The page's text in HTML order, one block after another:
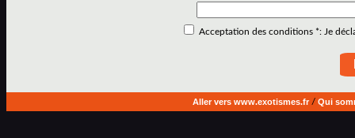
Acceptation des conditions *: Je
Aller vers www.exotismes.fr/ Qui